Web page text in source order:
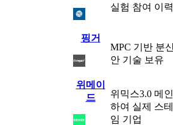
실험 참여 이력
핑거
MPC 기반 분
안 기술 보유
위메이
드
위믹스3.0 메
하여 실제 스
임 기업